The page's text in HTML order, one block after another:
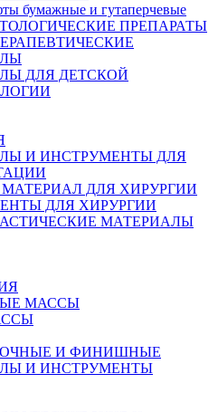
бумажные и гутаперчевые
ПРЕПАРАТЫ
ДЛЯ ДЕТСКОЙ
И ИНСТРУМЕНТЫ ДЛЯ
ДЛЯ ХИРУРГИИ
ДЛЯ ХИРУРГИИ
МАТЕРИАЛЫ
МАССЫ
И ФИНИШНЫЕ
И ИНСТРУМЕНТЫ